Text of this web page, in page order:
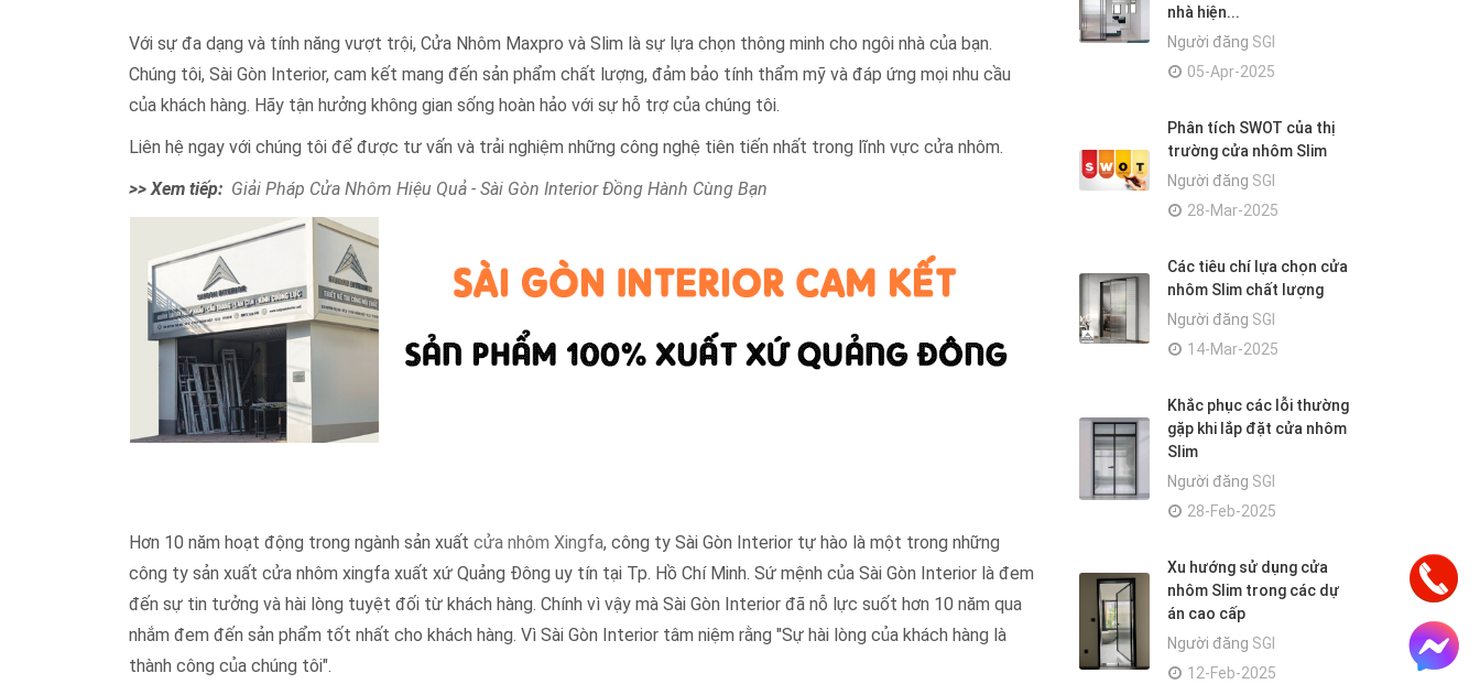
Với sự đa dạng và tính năng vượt trội, Cửa Nhôm Maxpro và Slim là sự lựa chọn thông minh cho ngôi nhà của bạn.
Chúng tôi, Sài Gòn Interior, cam kết mang đến sản phẩm chất lượng, đảm bảo tính thẩm mỹ và đáp ứng mọi nhu cầu
của khách hàng. Hãy tận hưởng không gian sống hoàn hảo với sự hỗ trợ của chúng tôi.
Liên hệ ngay với chúng tôi để được tư vấn và trải nghiệm những công nghệ tiên tiến nhất trong lĩnh vực cửa nhôm.
>> Xem tiếp: Giải Pháp Cửa Nhôm Hiệu Quả - Sài Gòn Interior Đồng Hành Cùng Bạn
Hơn 10 năm hoạt động trong ngành sản xuất cửa nhôm Xingfa, công ty Sài Gòn Interior tự hào là một trong những
công ty sản xuất cửa nhôm xingfa xuất xứ Quảng Đông uy tín tại Tp. Hồ Chí Minh. Sứ mệnh của Sài Gòn Interior là đem
đến sự tin tưởng và hài lòng tuyệt đối từ khách hàng. Chính vì vậy mà Sài Gòn Interior đã nỗ lực suốt hơn 10 năm qua
nhắm đem đến sản phẩm tốt nhất cho khách hàng. Vì Sài Gòn Interior tâm niệm rằng "Sự hài lòng của khách hàng là
thành công của chúng tôi".
nhà hiện...
Người đăng SGI
05-Apr-2025
Phân tích SWOT của thị
trường cửa nhôm Slim
Người đăng SGI
28-Mar-2025
Các tiêu chí lựa chọn cửa
nhôm Slim chất lượng
Người đăng SGI
14-Mar-2025
Khắc phục các lỗi thường
gặp khi lắp đặt cửa nhôm
Slim
Người đăng SGI
28-Feb-2025
Xu hướng sử dụng cửa
nhôm Slim trong các dự
án cao cấp
Người đăng SGI
12-Feb-2025